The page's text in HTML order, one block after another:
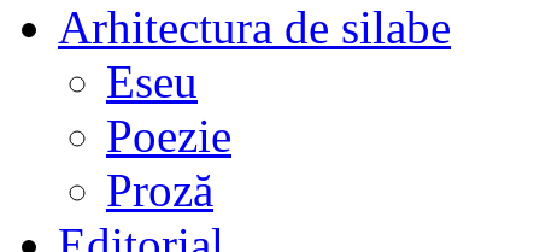
Arhitectura de silabe
Eseu
Poezie
Proză